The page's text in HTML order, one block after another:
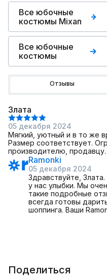
Все юбочные
костюмы Mixan
Все юбочные
костюмы
Отзывы
Злата
05 декабря 2024
Мягкий, уютный и в то же
Размер соответствует.
производителю,
Ramonki
05 декабря 2024
Здравствуйте,
у нас улыбки. Мы
такие подробные
всегда готовы
шоппинга. Ваши
Поделиться